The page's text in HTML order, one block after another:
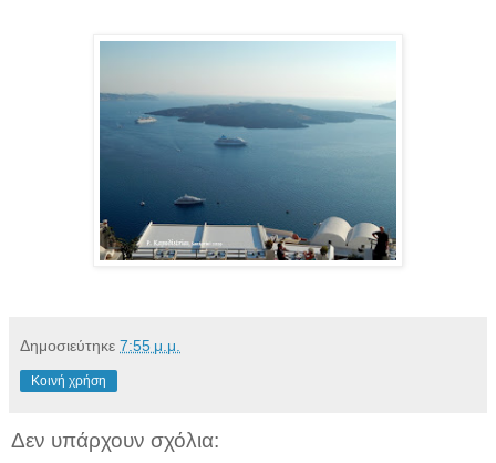
Δημοσιεύτηκε 7:55 μ.μ.
Κοινή χρήση
Δεν υπάρχουν σχόλια: